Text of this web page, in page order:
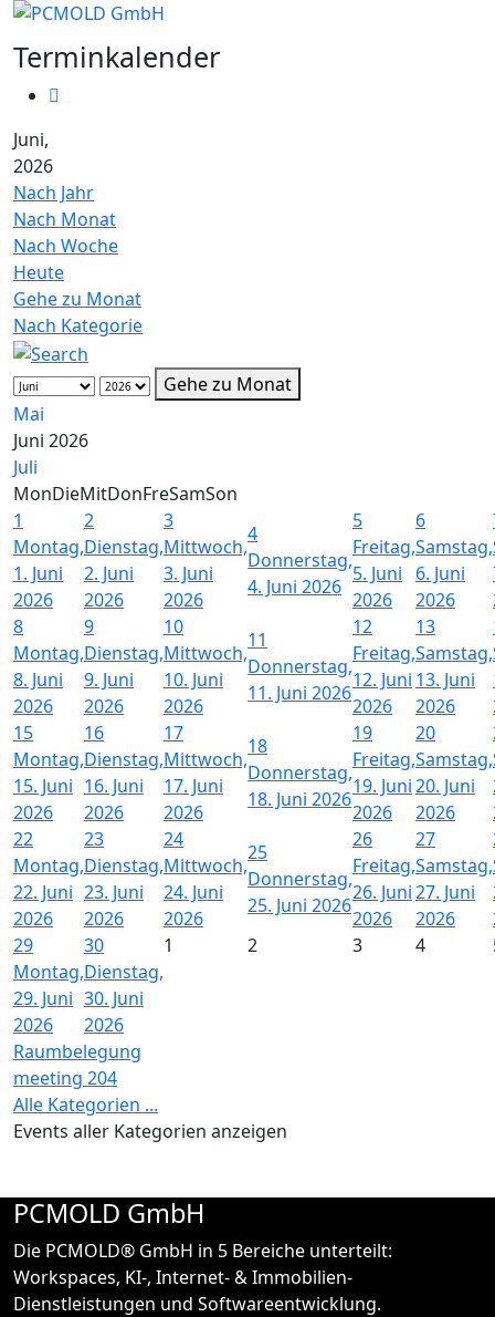
Terminkalender
Juni,
2026
Nach Jahr
Nach Monat
Nach Woche
Heute
Gehe zu Monat
Nach Kategorie
Gehe zu Monat
Mai
Juni 2026
Juli
MonDieMitDonFreSamSon
1
Montag,
1. Juni
2026
2
Dienstag,
2. Juni
2026
3
Mittwoch,
3. Juni
2026
4
Donnerstag,
4. Juni 2026
5
Freitag,
5. Juni
2026
6
Samstag,
6. Juni
2026
8
Montag,
8. Juni
2026
9
Dienstag,
9. Juni
2026
10
Mittwoch,
10. Juni
2026
11
Donnerstag,
11. Juni 2026
12
Freitag,
12. Juni
2026
13
Samstag,
13. Juni
2026
15
Montag,
15. Juni
2026
16
Dienstag,
16. Juni
2026
17
Mittwoch,
17. Juni
2026
18
Donnerstag,
18. Juni 2026
19
Freitag,
19. Juni
2026
20
Samstag,
20. Juni
2026
22
Montag,
22. Juni
2026
23
Dienstag,
23. Juni
2026
24
Mittwoch,
24. Juni
2026
25
Donnerstag,
25. Juni 2026
26
Freitag,
26. Juni
2026
27
Samstag,
27. Juni
2026
29
Montag,
29. Juni
2026
30
Dienstag,
30. Juni
2026
1 2 3 4
Raumbelegung
meeting 204
Alle Kategorien ...
Events aller Kategorien anzeigen
PCMOLD GmbH
Die PCMOLD® GmbH in 5 Bereiche unterteilt:
Workspaces, KI-, Internet- & Immobilien-
Dienstleistungen und Softwareentwicklung.